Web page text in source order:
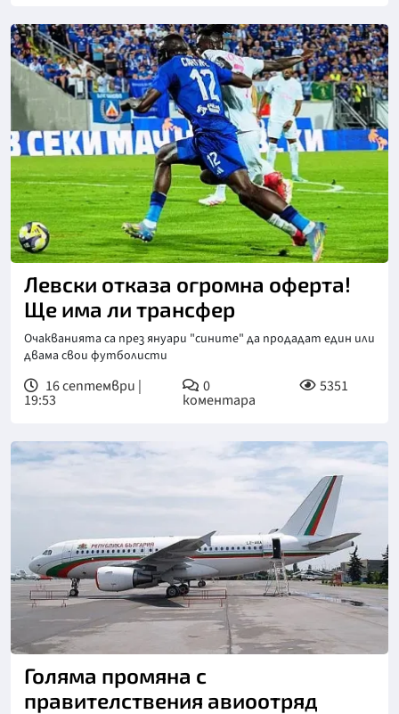
Снимка: БГНЕС
Левски отказа огромна оферта!
Ще има ли трансфер
Очакванията са през януари "сините" да продадат един или
двама свои футболисти
16 септември |
19:53
0
коментара
5351
Голяма промяна с
правителствения авиоотряд